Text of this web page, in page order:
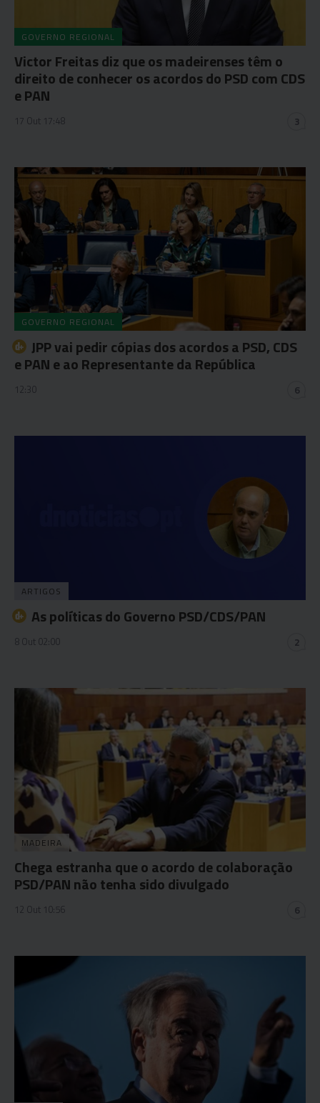
GOVERNO REGIONAL
Victor Freitas diz que os madeirenses têm o
direito de conhecer os acordos do PSD com CDS
e PAN
17 Out 17:48 3
GOVERNO REGIONAL
JPP vai pedir cópias dos acordos a PSD, CDS
e PAN e ao Representante da República
12:30 6
ARTIGOS
As políticas do Governo PSD/CDS/PAN
8 Out 02:00 2
MADEIRA
Chega estranha que o acordo de colaboração
PSD/PAN não tenha sido divulgado
12 Out 10:56 6